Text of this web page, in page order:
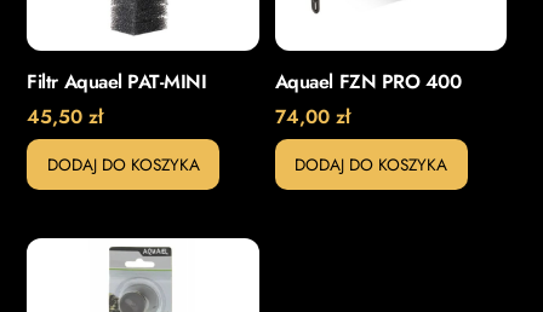
Filtr Aquael PAT-MINI
45,50zł
DODAJ DO KOSZYKA
Aquael FZN PRO 400
74,00 zł
DODAJ DO KOSZYKA